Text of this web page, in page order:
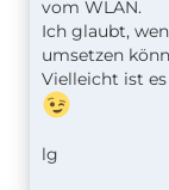
vom WLAN.
Ich glaubt,
umsetzen
Vielleicht ist
lg